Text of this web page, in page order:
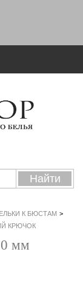
К БЮСТАМ >
КРЮЧОК
мм